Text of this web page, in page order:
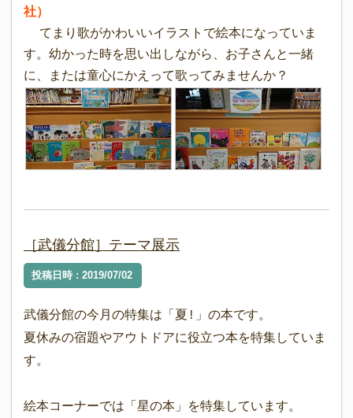
社）
てまり歌がかわいいイラストで絵本になっていま
す。幼かった時を思い出しながら、お子さんと一緒
に、または童心にかえって歌ってみませんか？
［武儀分館］テーマ展示
投稿日時 : 2019/07/02
武儀分館の今月の特集は「夏!」の本です。
夏休みの宿題やアウトドアに役立つ本を特集していま
す。
絵本コーナーでは「星の本」を特集しています。